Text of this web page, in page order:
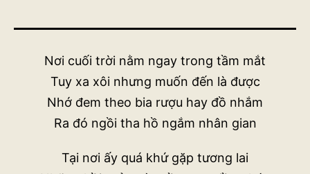
Nơi cuối trời nằm ngay trong tầm mắt
Tuy xa xôi nhưng muốn đến là được
Nhớ đem theo bia rượu hay đồ nhắm
Ra đó ngồi tha hồ ngắm nhân gian
Tại nơi ấy quá khứ gặp tương lai